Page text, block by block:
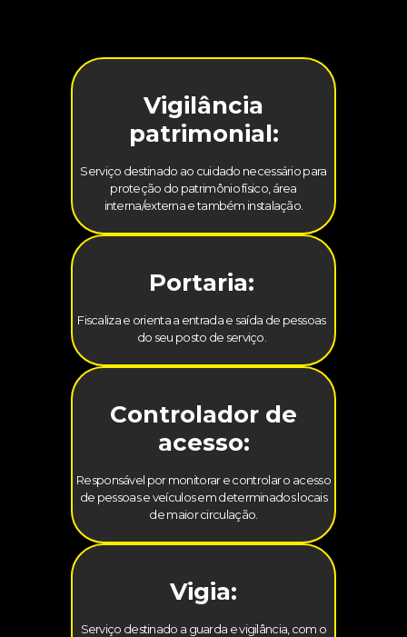
Vigilância
patrimonial:
Serviço destinado ao cuidado necessário para
proteção do patrimônio físico, área
interna/externa e também instalação.
Portaria:
Fiscaliza e orienta a entrada e saída de pessoas
do seu posto de serviço.
Controlador de
acesso:
Responsável por monitorar e controlar o acesso
de pessoas e veículos em determinados locais
de maior circulação.
Vigia:
Serviço destinado a guarda e vigilância, com o